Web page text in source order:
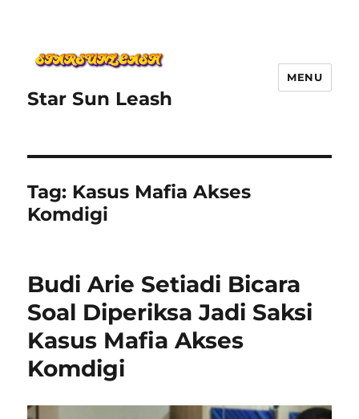
Star Sun Leash
MENU
Tag: Kasus Mafia Akses
Komdigi
Budi Arie Setiadi Bicara
Soal Diperiksa Jadi Saksi
Kasus Mafia Akses
Komdigi